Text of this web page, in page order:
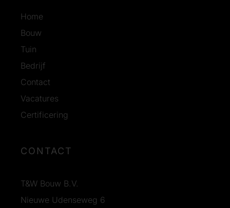
Home
Bouw
Tuin
Bedrijf
Contact
Vacatures
Certificering
CONTACT
T&W Bouw B.V.
Nieuwe Udenseweg 6